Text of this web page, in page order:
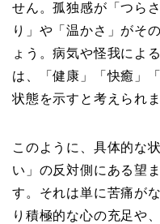
せん。孤独感が「つら
り」や「温かさ」がそ
ょう。病気や怪我によ
は、「健康」「快癒」
状態を示すと考えられま
このように、具体的な
い」の反対側にある望
す。それは単に苦痛が
り積極的な心の充足や